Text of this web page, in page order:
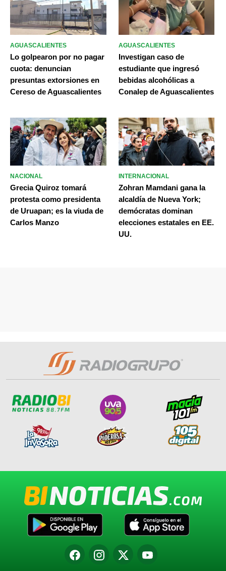
AGUASCALIENTES
Lo golpearon por no pagar
cuota: denuncian
presuntas extorsiones en
Cereso de Aguascalientes
AGUASCALIENTES
Investigan caso de
estudiante que ingresó
bebidas alcohólicas a
Conalep de Aguascalientes
NACIONAL
Grecia Quiroz tomará
protesta como presidenta
de Uruapan; es la viuda de
Carlos Manzo
INTERNACIONAL
Zohran Mamdani gana la
alcaldía de Nueva York;
demócratas dominan
elecciones estatales en EE.
UU.